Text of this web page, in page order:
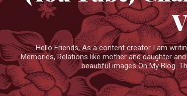
Hello Friends, As a content creator I am
Memories, Relations like mother and daughter
beautiful images On My Blog.